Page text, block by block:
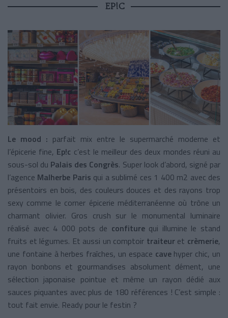
EP!C
Le mood : parfait mix entre le supermarché moderne et
l’épicerie fine, Ep!c c’est le meilleur des deux mondes réuni au
sous-sol du Palais des Congrès. Super look d’abord, signé par
l’agence Malherbe Paris qui a sublimé ces 1 400 m2 avec des
présentoirs en bois, des couleurs douces et des rayons trop
sexy comme le corner épicerie méditerranéenne où trône un
charmant olivier. Gros crush sur le monumental luminaire
réalisé avec 4 000 pots de confiture qui illumine le stand
fruits et légumes. Et aussi un comptoir traiteur et crèmerie,
une fontaine à herbes fraîches, un espace cave hyper chic, un
rayon bonbons et gourmandises absolument dément, une
sélection japonaise pointue et même un rayon dédié aux
sauces piquantes avec plus de 180 références ! C’est simple :
tout fait envie. Ready pour le festin ?